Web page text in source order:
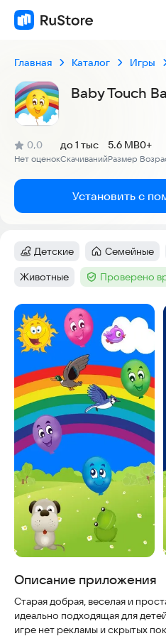
Главная Каталог Игры
Baby Touch
Рейтинг:
0,0
(
Нет оценок
)
Скачиваний
до 1 тыс
Размер
5.6 MB0+
Установить с
Категория:
Детские Категория:
Семейные
Тег:
Животные Тег :Проверено
Скриншоты
Описание приложения
Старая добрая, веселая и
идеально подходящая для
игре нет рекламы и скрытых